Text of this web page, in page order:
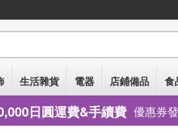
生活雜貨 電器 店鋪備品 食
日圓運費&手續費 優惠券